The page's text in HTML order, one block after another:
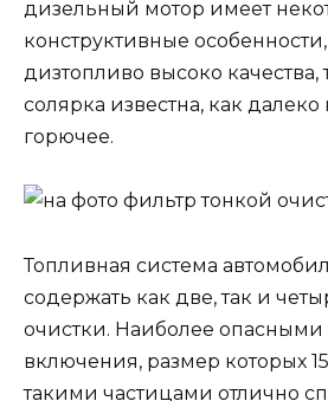
дизельный мотор имеет
конструктивные
дизтопливо высоко качества,
солярка известна, как
горючее.
Топливная система
содержать как две, так и
очистки. Наиболее опасными
включения, размер которых
такими частицами отлично